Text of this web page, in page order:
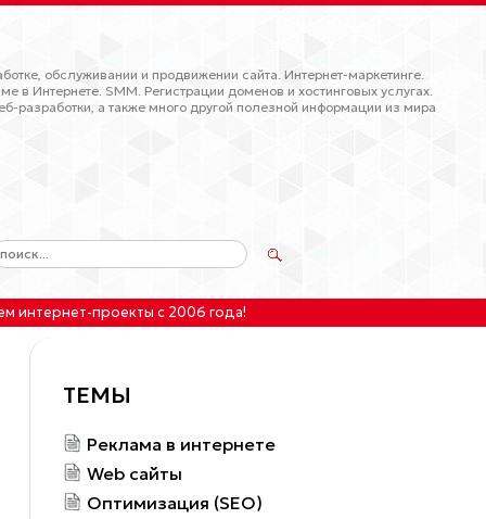
обслуживании и продвижении сайта. Интернет-маркетинге.
в Интернете. SMM. Регистрации доменов и хостинговых услугах.
разработки, а также много другой полезной информации из мира
интернет-проекты с 2006 года!
ТЕМЫ
Реклама в интернете
Web сайты
Оптимизация (SEO)